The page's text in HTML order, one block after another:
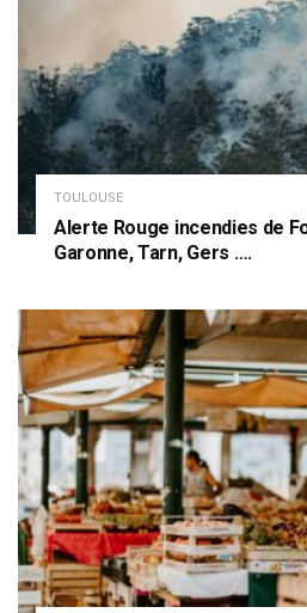
TOULOUSE
Alerte Rouge incendies de
Garonne, Tarn, Gers ….